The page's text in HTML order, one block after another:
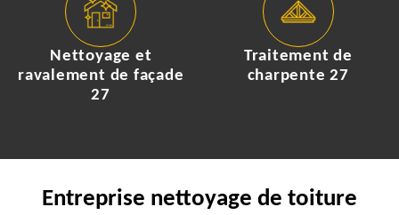
Nettoyage et
ravalement de façade
27
Traitement de
charpente 27
Entreprise nettoyage de toiture